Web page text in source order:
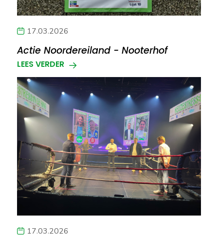
17.03.2026
Actie Noordereiland - Nooterhof
LEES VERDER
17.03.2026